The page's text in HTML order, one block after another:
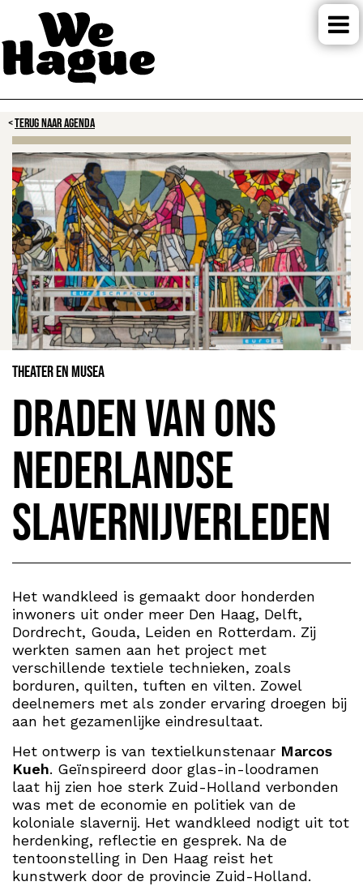
TERUG NAAR AGENDA
Theater en Musea
Draden van ons
Nederlandse
slavernijverleden
Het wandkleed is gemaakt door honderden
inwoners uit onder meer Den Haag, Delft,
Dordrecht, Gouda, Leiden en Rotterdam. Zij
werkten samen aan het project met
verschillende textiele technieken, zoals
borduren, quilten, tuften en vilten. Zowel
deelnemers met als zonder ervaring droegen bij
aan het gezamenlijke eindresultaat.
Het ontwerp is van textielkunstenaar Marcos
Kueh. Geïnspireerd door glas-in-loodramen
laat hij zien hoe sterk Zuid-Holland verbonden
was met de economie en politiek van de
koloniale slavernij. Het wandkleed nodigt uit tot
herdenking, reflectie en gesprek. Na de
tentoonstelling in Den Haag reist het
kunstwerk door de provincie Zuid-Holland.